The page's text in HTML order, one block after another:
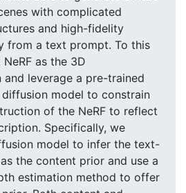
with complicated
and high-fidelity
from a text prompt. To this
as the 3D
and leverage a pre-trained
model to constrain
of the NeRF to reflect
Specifically, we
model to infer the text-
the content prior and use a
estimation method to offer